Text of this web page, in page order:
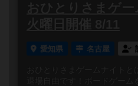
おひとりさまゲ
火曜日開催 8/11
愛知県 名古屋
おひとりさまゲームナイトと
退場自由です！ボードゲーム